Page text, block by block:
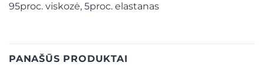
95proc. viskozė, 5proc. elastanas
PANAŠŪS PRODUKTAI